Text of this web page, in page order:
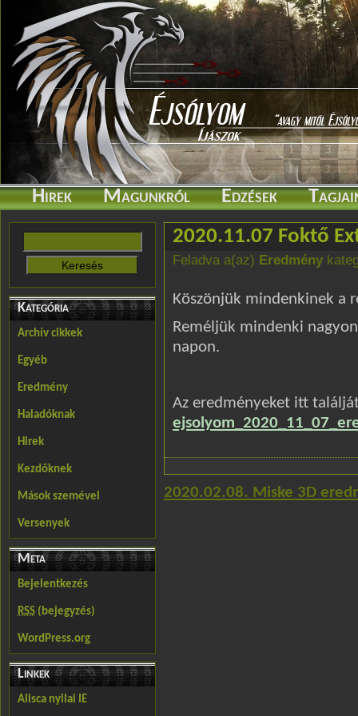
Hirek Magunkról Edzések
Kategória
Archív cikkek
Egyéb
Eredmény
Haladóknak
Hirek
Kezdőknek
Mások szemével
Versenyek
Meta
Bejelentkezés
RSS (bejegyzés)
WordPress.org
Linkek
Alisca nyilai IE
2020.11.07 Foktő
Feladva a(az) Eredmény
Köszönjük mindenkinek a
Reméljük mindenki
napon.
Az eredményeket itt
2020.02.08. Miske 3D